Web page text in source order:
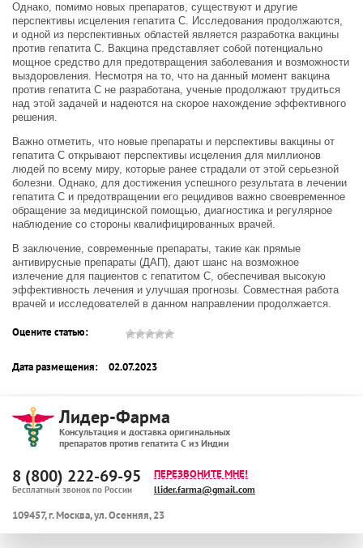
Однако, помимо новых препаратов, существуют и другие
перспективы исцеления гепатита C. Исследования продолжаются,
и одной из перспективных областей является разработка вакцины
против гепатита C. Вакцина представляет собой потенциально
мощное средство для предотвращения заболевания и возможности
выздоровления. Несмотря на то, что на данный момент вакцина
против гепатита C не разработана, ученые продолжают трудиться
над этой задачей и надеются на скорое нахождение эффективного
решения.
Важно отметить, что новые препараты и перспективы вакцины от
гепатита C открывают перспективы исцеления для миллионов
людей по всему миру, которые ранее страдали от этой серьезной
болезни. Однако, для достижения успешного результата в лечении
гепатита C и предотвращении его рецидивов важно своевременное
обращение за медицинской помощью, диагностика и регулярное
наблюдение со стороны квалифицированных врачей.
В заключение, современные препараты, такие как прямые
антивирусные препараты (ДАП), дают шанс на возможное
излечение для пациентов с гепатитом C, обеспечивая высокую
эффективность лечения и улучшая прогнозы. Совместная работа
врачей и исследователей в данном направлении продолжается.
Оцените статью:
Дата размещения: 02.07.2023
Лидер-Фарма
Консультация и доставка оригинальных
препаратов против гепатита С из Индии
8 (800) 222-69-95
Бесплатный звонок по России
ПЕРЕЗВОНИТЕ МНЕ!
llider.farma@gmail.com
109457,г. Москва,ул. Осенняя, 23